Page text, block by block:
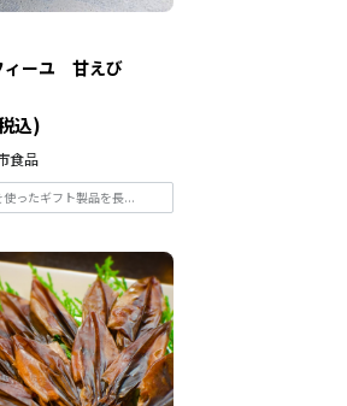
ィーユ 甘えび
込)
食品
ったギフト製品を長...